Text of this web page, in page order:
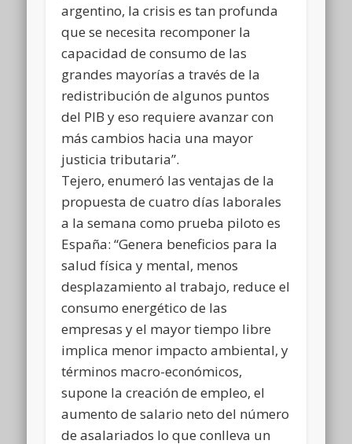
argentino, la crisis es tan profunda
que se necesita recomponer la
capacidad de consumo de las
grandes mayorías a través de la
redistribución de algunos puntos
del PIB y eso requiere avanzar con
más cambios hacia una mayor
justicia tributaria”.
Tejero, enumeró las ventajas de la
propuesta de cuatro días laborales
a la semana como prueba piloto es
España: “Genera beneficios para la
salud física y mental, menos
desplazamiento al trabajo, reduce el
consumo energético de las
empresas y el mayor tiempo libre
implica menor impacto ambiental, y
términos macro-económicos,
supone la creación de empleo, el
aumento de salario neto del número
de asalariados lo que conlleva un